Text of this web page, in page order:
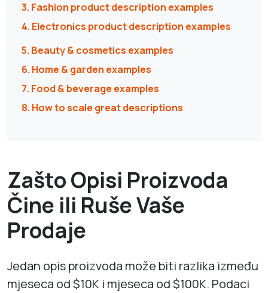
3. Fashion product description examples
4. Electronics product description examples
5. Beauty & cosmetics examples
6. Home & garden examples
7. Food & beverage examples
8. How to scale great descriptions
Zašto Opisi Proizvoda
Čine ili Ruše Vaše
Prodaje
Jedan opis proizvoda može biti razlika između
mjeseca od $10K i mjeseca od $100K. Podaci